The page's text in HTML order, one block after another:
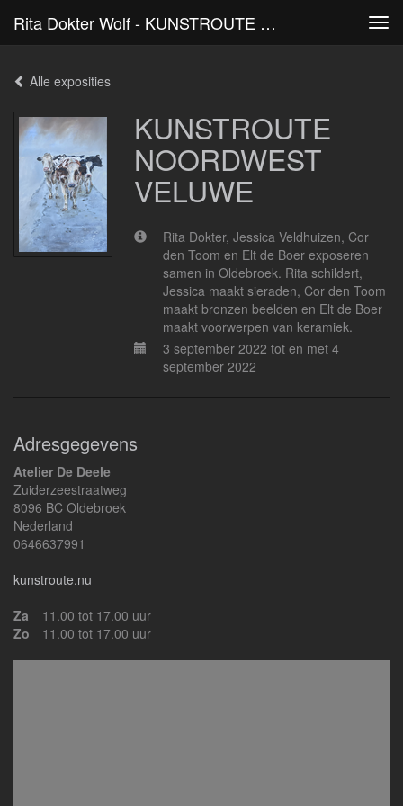
Rita Dokter Wolf - KUNSTROUTE NOORDWEST VELUWE
Alle exposities
KUNSTROUTE
NOORDWEST
VELUWE
Rita Dokter, Jessica Veldhuizen, Cor
den Toom en Elt de Boer exposeren
samen in Oldebroek. Rita schildert,
Jessica maakt sieraden, Cor den Toom
maakt bronzen beelden en Elt de Boer
maakt voorwerpen van keramiek.
3 september 2022 tot en met 4
september 2022
Adresgegevens
Atelier De Deele
Zuiderzeestraatweg
8096 BC Oldebroek
Nederland
0646637991
kunstroute.nu
Za
11.00 tot 17.00 uur
Zo
11.00 tot 17.00 uur